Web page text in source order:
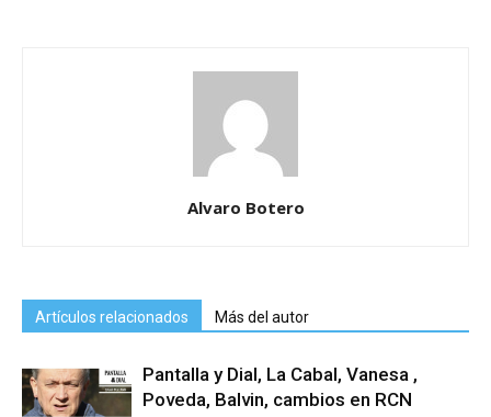
Alvaro Botero
Artículos relacionados Más del autor
Pantalla y Dial, La Cabal, Vanesa ,
Poveda, Balvin, cambios en RCN